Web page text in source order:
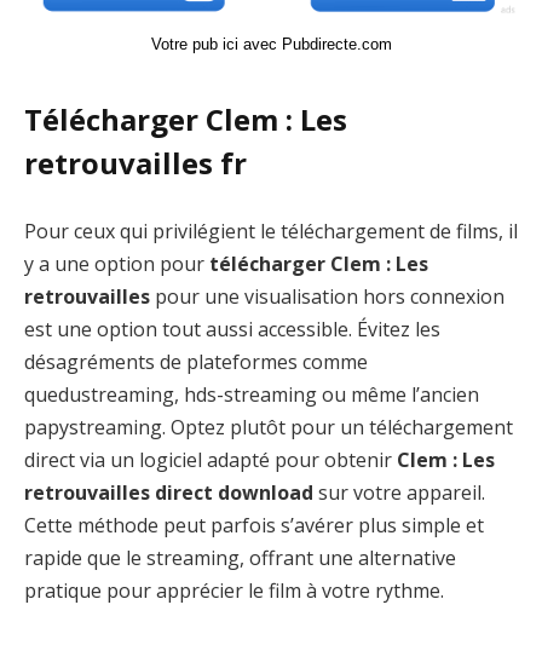
Votre pub ici avec Pubdirecte.com
Télécharger Clem : Les
retrouvailles fr
Pour ceux qui privilégient le téléchargement de films, il
y a une option pour télécharger Clem : Les
retrouvailles pour une visualisation hors connexion
est une option tout aussi accessible. Évitez les
désagréments de plateformes comme
quedustreaming, hds-streaming ou même l’ancien
papystreaming. Optez plutôt pour un téléchargement
direct via un logiciel adapté pour obtenir Clem : Les
retrouvailles direct download sur votre appareil.
Cette méthode peut parfois s’avérer plus simple et
rapide que le streaming, offrant une alternative
pratique pour apprécier le film à votre rythme.